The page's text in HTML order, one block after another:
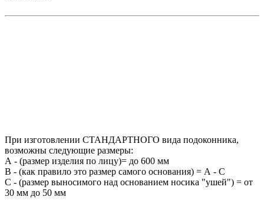
При изготовлении СТАНДАРТНОГО вида подоконника,
возможны следующие размеры:
А - (размер изделия по лицу)= до 600 мм
В - (как правило это размер самого основания) = А - С
С - (размер выносимого над основанием носика "ушей") = от
30 мм до 50 мм